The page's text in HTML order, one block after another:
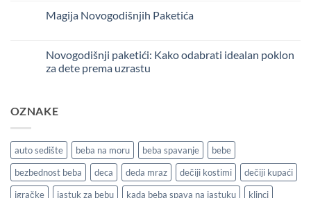
bezbrižan
odmor)
na
jastuku?
siguran
san
na
mala
deca
ili
kostime
za
kupanje
moru
i
bazenu?
Magija Novogodišnjih Paketića
Magija
Novogodišnjih
Paketića
Novogodišnji paketići: Kako odabrati idealan poklon
za dete prema uzrastu
Novogodišnji
paketići:
idealan
poklon
za
dete
prema
uzrastu
OZNAKE
auto sedište beba na moru beba spavanje
bebe
bezbednost beba
deca deda mraz dečiji kostimi
dečiji kupaći
igračke
jastuk za bebu kada beba spava na jastuku klinci